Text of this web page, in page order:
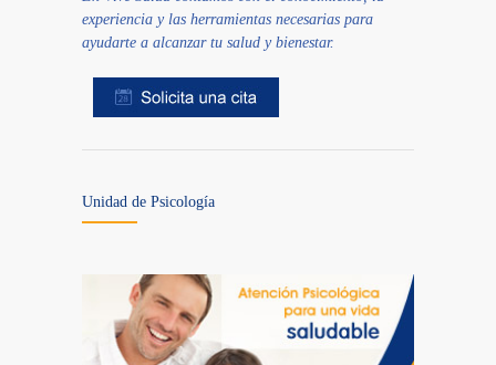
experiencia y las herramientas necesarias para
ayudarte a alcanzar tu salud y bienestar.
Unidad de Psicología